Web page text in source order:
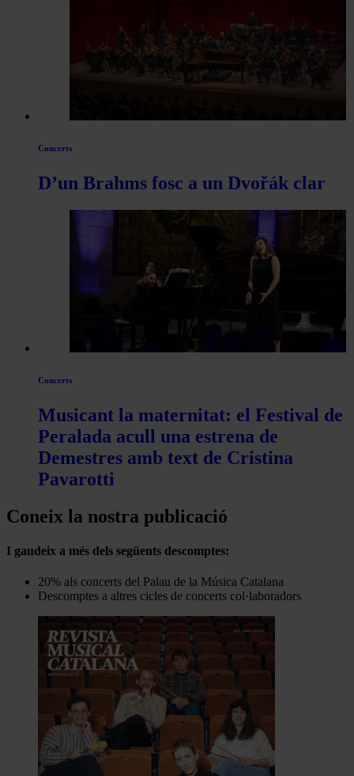
Concerts
D’un Brahms fosc a un Dvořák clar
Concerts
Musicant la maternitat: el Festival de
Peralada acull una estrena de
Demestres amb text de Cristina
Pavarotti
Coneix la nostra publicació
I gaudeix a més dels següents descomptes:
20% als concerts del Palau de la Música Catalana
Descomptes a altres cicles de concerts col·laboradors